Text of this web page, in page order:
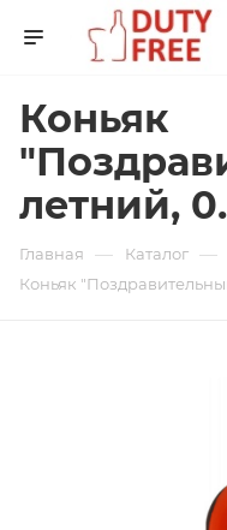
Коньяк
летний,
Главная — Каталог —
Коньяк